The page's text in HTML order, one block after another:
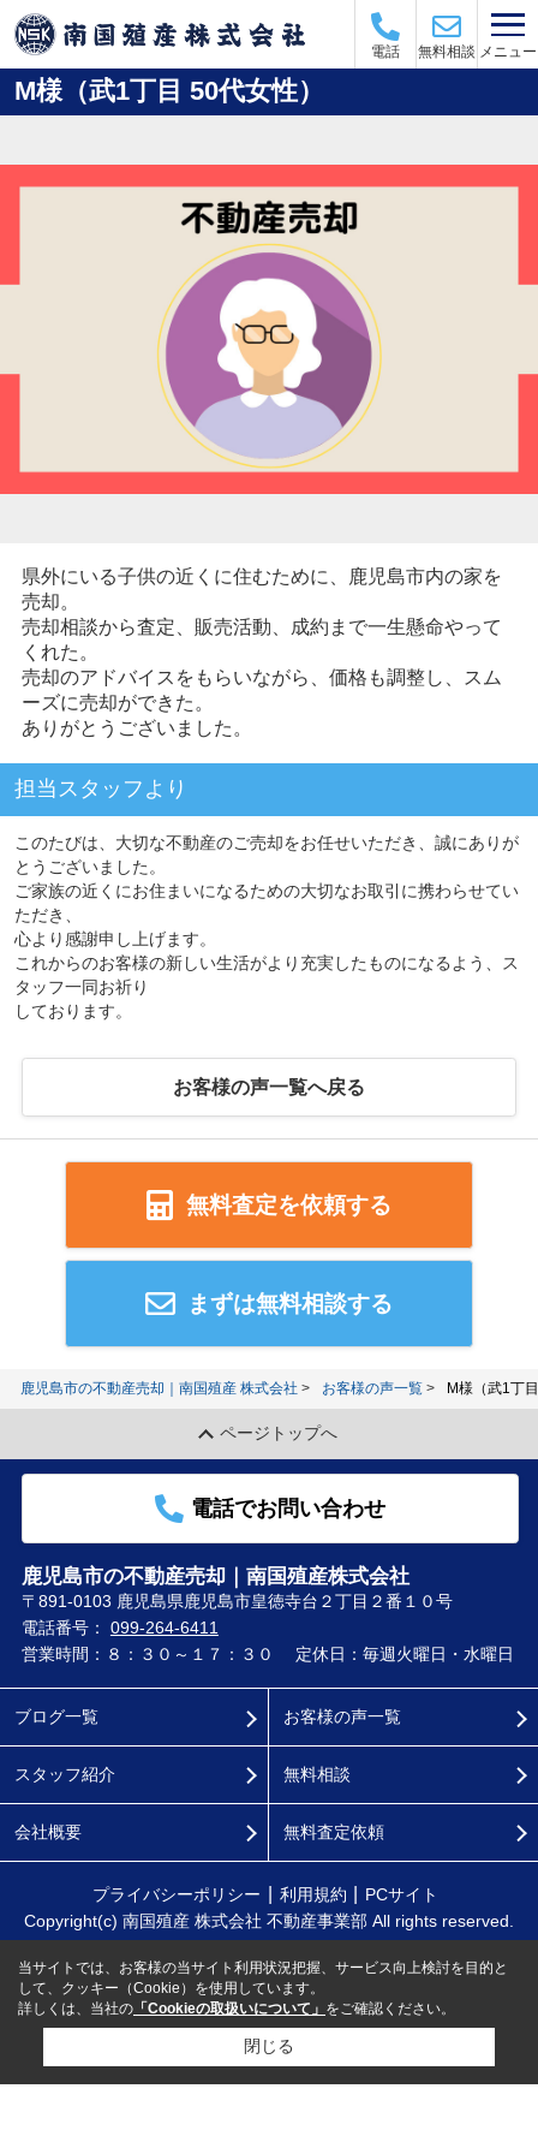
電話 無料相談 メニュー
M様（武1丁目 50代女性）
県外にいる子供の近くに住むために、鹿児島市内の家を
売却。
売却相談から査定、販売活動、成約まで一生懸命やって
くれた。
売却のアドバイスをもらいながら、価格も調整し、スム
ーズに売却ができた。
ありがとうございました。
担当スタッフより
このたびは、大切な不動産のご売却をお任せいただき、誠にありが
とうございました。
ご家族の近くにお住まいになるための大切なお取引に携わらせてい
ただき、
心より感謝申し上げます。
これからのお客様の新しい生活がより充実したものになるよう、ス
タッフ一同お祈り
しております。
お客様の声一覧へ戻る
無料査定を依頼する
まずは無料相談する
鹿児島市の不動産売却｜南国殖産 株式会社 お客様の声一覧 M様（武1丁
ページトップへ
電話でお問い合わせ
鹿児島市の不動産売却｜南国殖産株式会社
〒891-0103 鹿児島県鹿児島市皇徳寺台２丁目２番１０号
電話番号： 099-264-6411
営業時間：８：３０～１７：３０
定休日：毎週火曜日・水曜日
ブログ一覧
スタッフ紹介
会社概要
お客様の声一覧
無料相談
無料査定依頼
プライバシーポリシー 利用規約
PCサイト
Copyright(c) 南国殖産 株式会社 不動産事業部 All rights reserved.
当サイトでは、お客様の当サイト利用状況把握、サービス向上検討を目的と
して、クッキー（Cookie）を使用しています。
詳しくは、当社の 「Cookieの取扱いについて」 をご確認ください。
閉じる